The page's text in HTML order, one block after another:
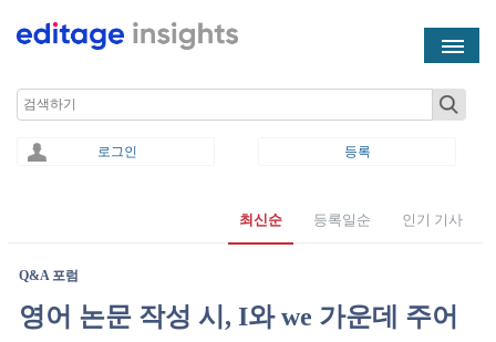
Search
로그인 등록
최신순 등록일순 인기 기사
Q&A 포럼
영어 논문 작성 시, I와 we 가운데 주어